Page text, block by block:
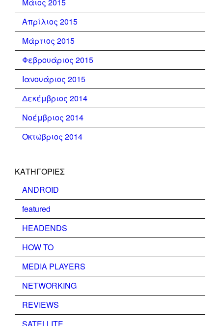
Απρίλιος 2015
Μάρτιος 2015
Φεβρουάριος 2015
Ιανουάριος 2015
Δεκέμβριος 2014
Νοέμβριος 2014
Οκτώβριος 2014
KΑΤΗΓΟΡΊΕΣ
ANDROID
featured
HEADENDS
HOW TO
MEDIA PLAYERS
NETWORKING
REVIEWS